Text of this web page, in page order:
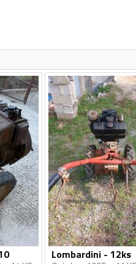
Lombardini - 12ks